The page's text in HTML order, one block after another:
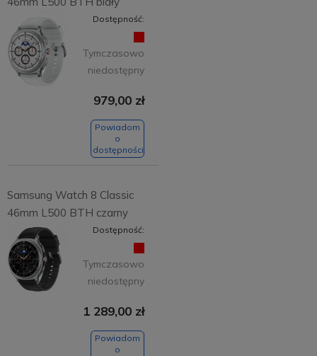
Dostępność:
Tymczasowo
niedostępny
979,00 zł
Powiadom
o
dostępności
Samsung Watch 8 Classic
46mm L500 BTH czarny
Dostępność:
Tymczasowo
niedostępny
1 289,00 zł
Powiadom
o